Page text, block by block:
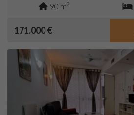
90 m2
171.000 €